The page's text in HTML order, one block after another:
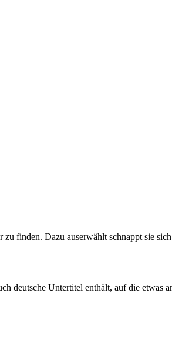
finden. Dazu auserwählt schnappt sie sich
deutsche Untertitel enthält, auf die etwas